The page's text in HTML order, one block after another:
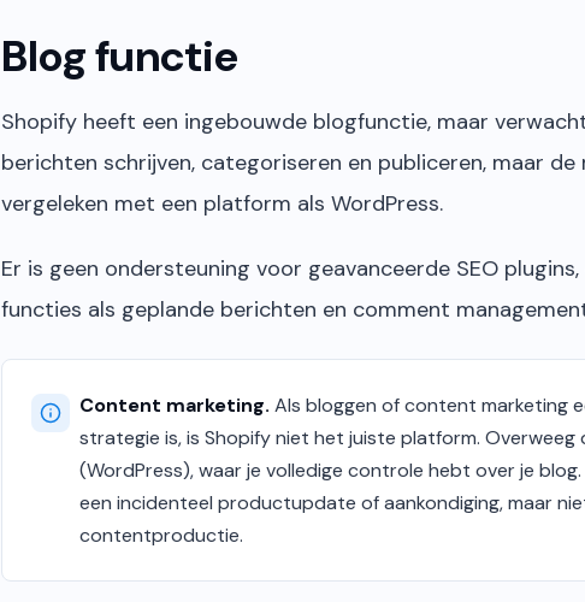
Blog functie
Shopify heeft een ingebouwde blogfunctie, maar
berichten schrijven, categoriseren en publiceren, maar
vergeleken met een platform als WordPress.
Er is geen ondersteuning voor geavanceerde SEO
functies als geplande berichten en comment
Content marketing. Als bloggen of content marketing
strategie is, is Shopify niet het juiste platform. Overweeg
(WordPress), waar je volledige controle hebt over je
een incidenteel productupdate of aankondiging, maar
contentproductie.